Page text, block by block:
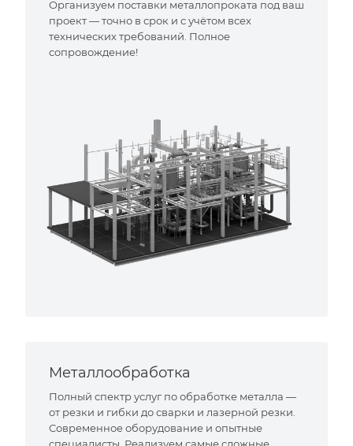
Организуем поставки металлопроката под ваш
проект — точно в срок и с учётом всех
технических требований. Полное
сопровождение!
Металлообработка
Полный спектр услуг по обработке металла —
от резки и гибки до сварки и лазерной резки.
Современное оборудование и опытные